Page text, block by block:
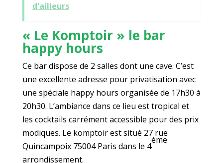
d'ailleurs
« Le Komptoir » le bar
happy hours
Ce bar dispose de 2 salles dont une cave. C’est
une excellente adresse pour privatisation avec
une spéciale happy hours organisée de 17h30 à
20h30. L’ambiance dans ce lieu est tropical et
les cocktails carrément accessible pour des prix
modiques. Le komptoir est situé 27 rue
Quincampoix 75004 Paris dans le 4
ème
arrondissement.